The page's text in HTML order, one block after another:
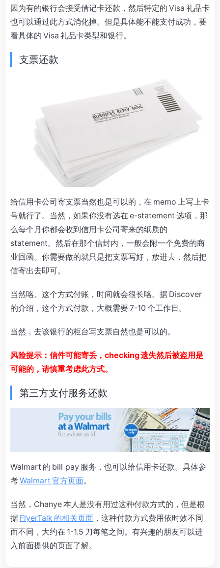
因为有的银行会接受借记卡还款，然后特定的 Visa 礼品卡
也可以通过此方式消化掉。但是具体能不能支付成功，要
看具体的 Visa 礼品卡类型和银行。
支票还款
给信用卡公司寄支票当然也是可以的，在 memo 上写上卡
号就行了。当然，如果你没有选在 e-statement 选项，那
么每个月你都会收到信用卡公司寄来的纸质的
statement。然后在那个信封内，一般会附一个免费的商
业回函。你需要做的就只是把支票写好，放进去，然后把
信寄出去即可。
当然咯。这个方式付账，时间就会很长咯。据 Discover
的介绍，这个方式付款，大概需要 7-10 个工作日。
当然，去该银行的柜台写支票自然也是可以的。
风险提示：信件可能寄丢，checking 遗失然后被盗用是
可能的，请慎重考虑此方式。
第三方支付服务还款
Walmart 的 bill pay 服务，也可以给信用卡还款。具体参
考Walmart 官方页面。
当然，Chanye 本人是没有用过这种付款方式的，但是根
据 FlyerTalk 的相关页面 ，这种付款方式费用依时效不同
而不同，大约在 1-1.5 刀每笔之间。有兴趣的朋友可以进
入前面提供的页面了解。